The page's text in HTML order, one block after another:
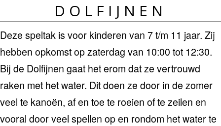
DOLFIJNEN
Deze speltak is voor kinderen van 7 t/m 11 jaar. Zij
hebben opkomst op zaterdag van 10:00 tot 12:30.
Bij de Dolfijnen gaat het erom dat ze vertrouwd
raken met het water. Dit doen ze door in de zomer
veel te kanoën, af en toe te roeien of te zeilen en
vooral door veel spellen op en rondom het water te